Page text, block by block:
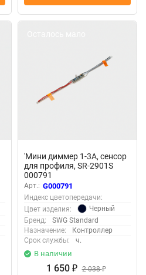
'Мини диммер 1-3А, сенсор
для профиля, SR-2901S
000791
Арт.: G000791
Индекс цветопередачи:
Цвет изделия:
Черный
Бренд:
SWG Standard
Назначение:
Контроллер
Срок службы:
ч.
В наличии
1 650 ₽ 2 038₽